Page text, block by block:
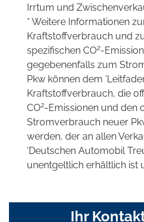
Irrtum und
* Weitere Informationen
Kraftstoffverbrauch und
spezifischen CO2-
gegebenenfalls zum
Pkw können dem
Kraftstoffverbrauch, die
CO2-Emissionen und den
Stromverbrauch neuer
werden, der an allen
'Deutschen Automobil
unentgeltlich erhältlich ist
Ihr